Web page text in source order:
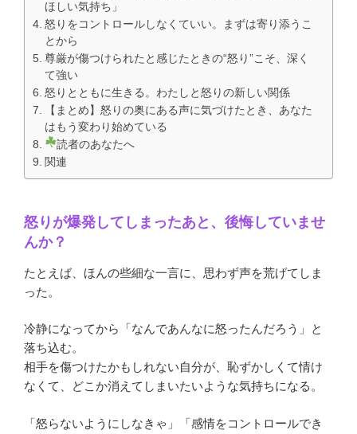
ほしい気持ち」
怒りをコントロールしなくていい。まずは寄り添うこ
とから
尊厳が傷つけられたと感じたときの“怒り”こそ、深く
て強い
怒りとともに生きる。わたしと怒りの新しい関係
【まとめ】怒りの奥にある声に気づけたとき、あなた
はもう変わり始めている
読者のあなたへ
関連
怒りが爆発してしまったあと、後悔していませ
んか？
たとえば、ほんの些細な一言に、思わず声を荒げてしま
った。
冷静になってから「なんであんなに怒ったんだろう」と
落ち込む。
相手を傷つけたかもしれない自分が、恥ずかしくて情け
なくて、どこか消えてしまいたいような気持ちになる。
「怒らないようにしなきゃ」「感情をコントロールでき